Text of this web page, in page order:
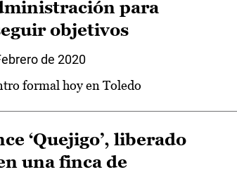
para
objetivos
de 2020
formal hoy en Toledo
‘Quejigo’, liberado
una finca de